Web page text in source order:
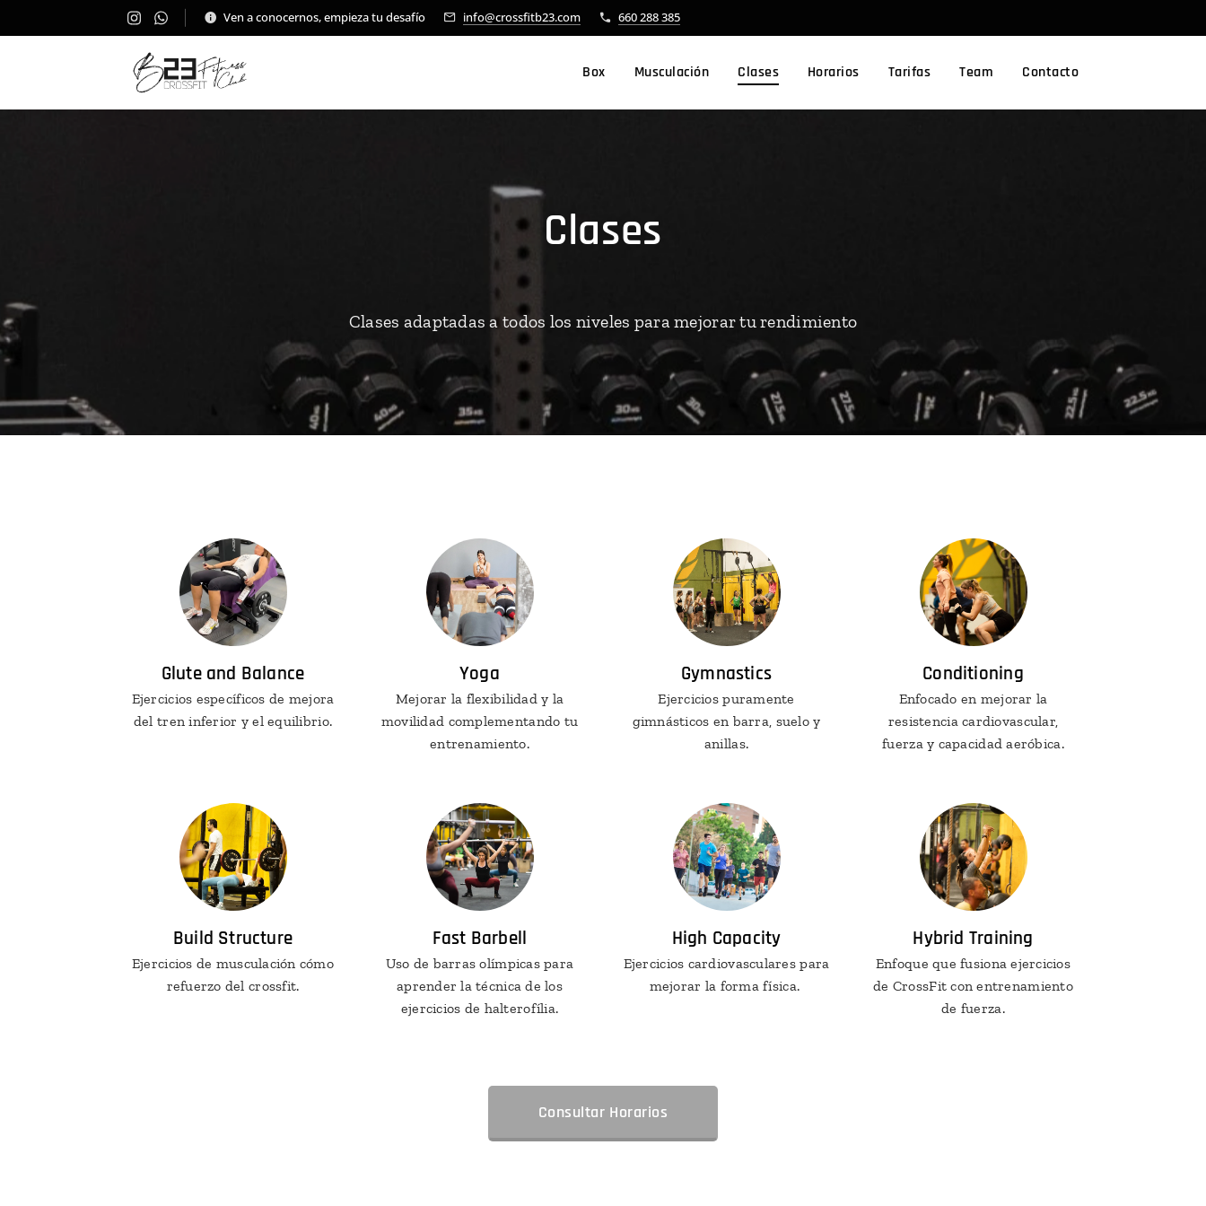
Ven a conocernos, empieza tu desafío info@crossfitb23.com 660 288 385
Box Musculación Clases Horarios Tarifas Team Contacto
Clases
Clases adaptadas a todos los niveles para mejorar tu rendimiento
Glute and Balance
Ejercicios específicos de mejora
del tren inferior y el equilibrio.
Yoga
Mejorar la flexibilidad y la
movilidad complementando tu
entrenamiento.
Gymnastics
Ejercicios puramente
gimnásticos en barra, suelo y
anillas.
Conditioning
Enfocado en mejorar la
resistencia cardiovascular,
fuerza y capacidad aeróbica.
Build Structure
Ejercicios de musculación cómo
refuerzo del crossfit.
Fast Barbell
Uso de barras olímpicas para
aprender la técnica de los
ejercicios de halterofília.
High Capacity
Ejercicios cardiovasculares para
mejorar la forma física.
Hybrid Training
Enfoque que fusiona ejercicios
de CrossFit con entrenamiento
de fuerza.
Consultar Horarios